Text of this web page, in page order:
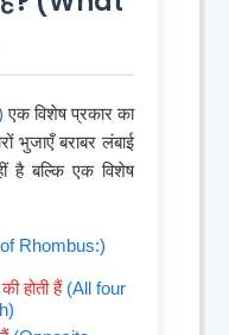
एक विशेष प्रकार का
भुजाएँ बराबर लंबाई
है बल्कि एक विशेष
Rhombus:)
होती हैं (All four